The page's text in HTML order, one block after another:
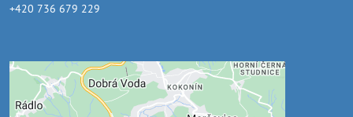
+420 736 679 229